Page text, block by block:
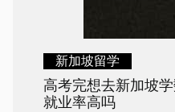
新加坡留学
高考完想去新加坡
就业率高吗